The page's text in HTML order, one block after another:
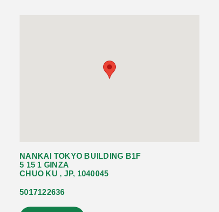
NANKAI TOKYO BUILDING B1F
5 15 1 GINZA
CHUO KU , JP, 1040045
5017122636